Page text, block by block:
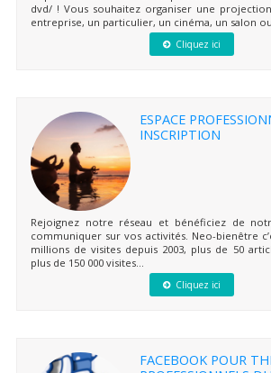
dvd/ ! Vous souhaitez organiser une
entreprise, un particulier, un cinéma, un salon ou
Cliquez ici
ESPACE
INSCRIPTION
Rejoignez notre réseau et bénéficiez de
communiquer sur vos activités. Neo-bienêtre
millions de visites depuis 2003, plus de 50
plus de 150 000 visites...
Cliquez ici
FACEBOOK POUR